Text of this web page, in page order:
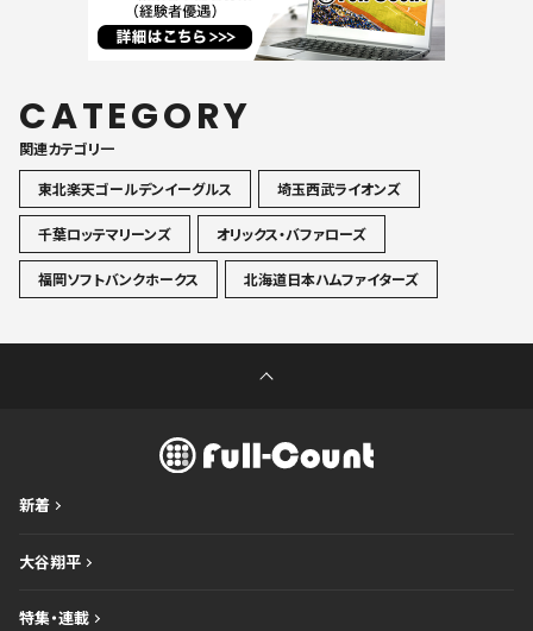
CATEGORY
関連カテゴリ一
東北楽天ゴールデンイーグルス
埼玉西武ライオンズ
千葉ロッテマリーンズ オリックス・バファローズ
福岡ソフトバンクホークス 北海道日本ハムファイターズ
新着
大谷翔平
特集・連載